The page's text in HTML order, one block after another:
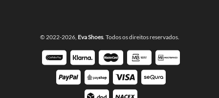
© 2022-2026, Eva Shoes. Todos os direitos reservados.